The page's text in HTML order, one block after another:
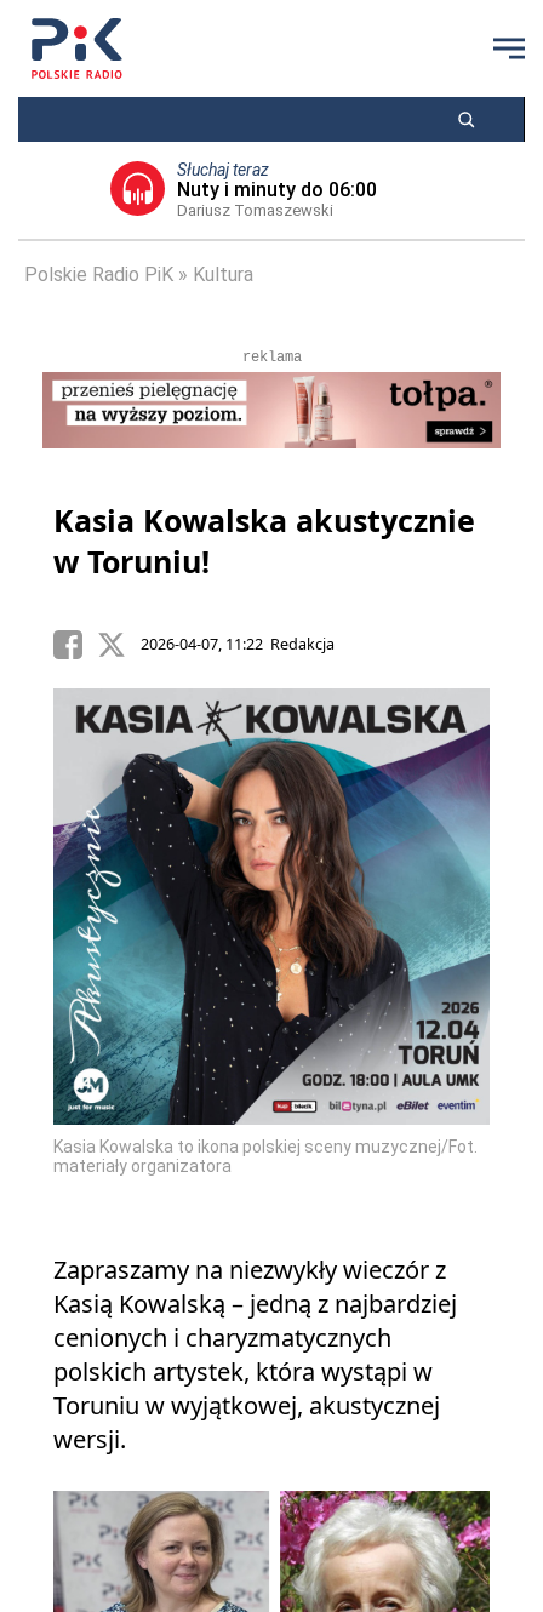
Słuchaj teraz
Nuty i minuty do 06:00
Dariusz Tomaszewski
Polskie Radio PiK Kultura
reklama
Kasia Kowalska akustycznie
w Toruniu!
2026-04-07, 11:22 Redakcja
Kasia Kowalska to ikona polskiej sceny muzycznej/Fot.
materiały organizatora
Zapraszamy na niezwykły wieczór z
Kasią Kowalską – jedną z najbardziej
cenionych i charyzmatycznych
polskich artystek, która wystąpi w
Toruniu w wyjątkowej, akustycznej
wersji.